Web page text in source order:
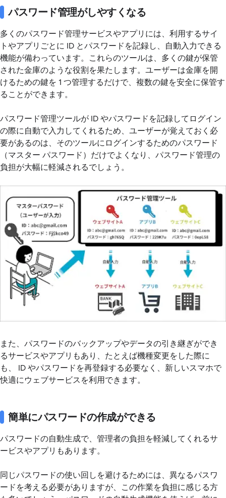
パスワード管理がしやすくなる
多くのパスワード管理サービスやアプリには、利用するサイ
トやアプリごとに ID とパスワードを記録し、自動入力できる
機能が備わっています。これらのツールは、多くの鍵が保管
された金庫のような役割を果たします。ユーザーは金庫を開
けるための鍵を 1 つ管理するだけで、複数の鍵を安全に保管す
ることができます。
パスワード管理ツールが ID やパスワードを記録してログイン
の際に自動で入力してくれるため、ユーザーが覚えておく必
要があるのは、そのツールにログインするためのパスワード
（マスター パスワード）だけでよくなり、パスワード管理の
負担が大幅に軽減されるでしょう。
また、パスワードのバックアップやデータの引き継ぎができ
るサービスやアプリもあり、たとえば機種変更をした際に
も、 ID やパスワードを再登録する必要なく、新しいスマホで
快適にウェブサービスを利用できます。
簡単にパスワードの作成ができる
パスワードの自動生成で、管理者の負担を軽減してくれるサ
ービスやアプリもあります。
同じパスワードの使い回しを避けるためには、異なるパスワ
ードを考える必要がありますが、この作業を負担に感じる方